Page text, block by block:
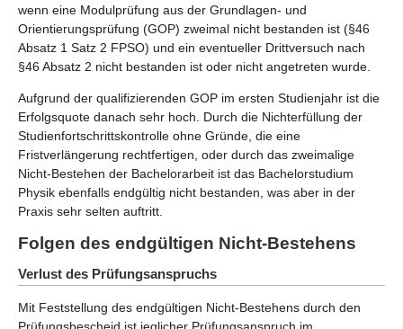
wenn eine Modulprüfung aus der Grundlagen- und
Orientierungsprüfung (GOP) zweimal nicht bestanden ist (§46
Absatz 1 Satz 2 FPSO) und ein eventueller Drittversuch nach
§46 Absatz 2 nicht bestanden ist oder nicht angetreten wurde.
Aufgrund der qualifizierenden GOP im ersten Studienjahr ist die
Erfolgsquote danach sehr hoch. Durch die Nichterfüllung der
Studienfortschrittskontrolle ohne Gründe, die eine
Fristverlängerung rechtfertigen, oder durch das zweimalige
Nicht-Bestehen der Bachelorarbeit ist das Bachelorstudium
Physik ebenfalls endgültig nicht bestanden, was aber in der
Praxis sehr selten auftritt.
Folgen des endgültigen Nicht-Bestehens
Verlust des Prüfungsanspruchs
Mit Feststellung des endgültigen Nicht-Bestehens durch den